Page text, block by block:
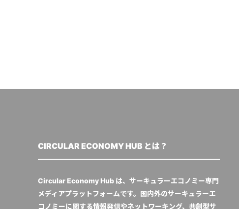
CIRCULAR ECONOMY HUB とは？
Circular Economy Hub は、サーキュラーエコノミー専門
メディアプラットフォームです。国内外のサーキュラーエ
コノミーに関する情報発信やネットワーキング、共創型サ